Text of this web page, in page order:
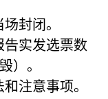
封闭。
告实发选票数
）。
注意事项。